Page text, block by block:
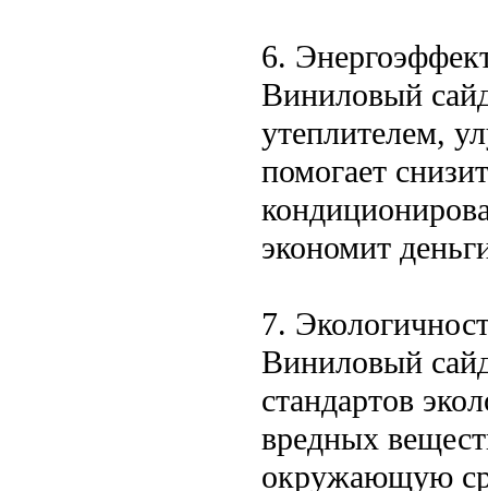
6.
Виниловый
утеплителем,
помогает
экономит
7.
Виниловый
стандартов
вредных
окружающую